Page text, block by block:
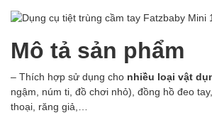
Mô tả sản phẩm
– Thích hợp sử dụng cho nhiều loại vật
ngậm, núm ti, đồ chơi nhỏ), đồng hồ đeo
thoại, răng giả,…